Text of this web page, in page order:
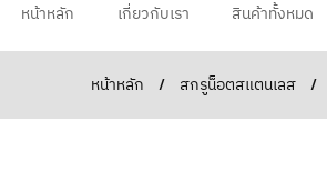
หน้าหลัก เกี่ยวกับเรา สินค้าทั้งหมด
หน้าหลัก / สกรูน็อตสแตนเลส /